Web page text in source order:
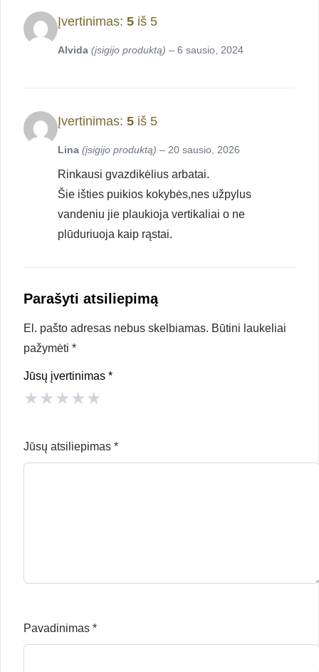
Įvertinimas: 5 iš 5
Alvida (įsigijo produktą) – 6 sausio, 2024
Įvertinimas: 5 iš 5
Lina (įsigijo produktą) – 20 sausio, 2026
Rinkausi gvazdikėlius arbatai.
Šie išties puikios kokybės,nes užpylus
vandeniu jie plaukioja vertikaliai o ne
plūduriuoja kaip rąstai.
Parašyti atsiliepimą
El. pašto adresas nebus skelbiamas. Būtini laukeliai
pažymėti *
Jūsų įvertinimas *
★★★★★
Jūsų atsiliepimas *
Pavadinimas *